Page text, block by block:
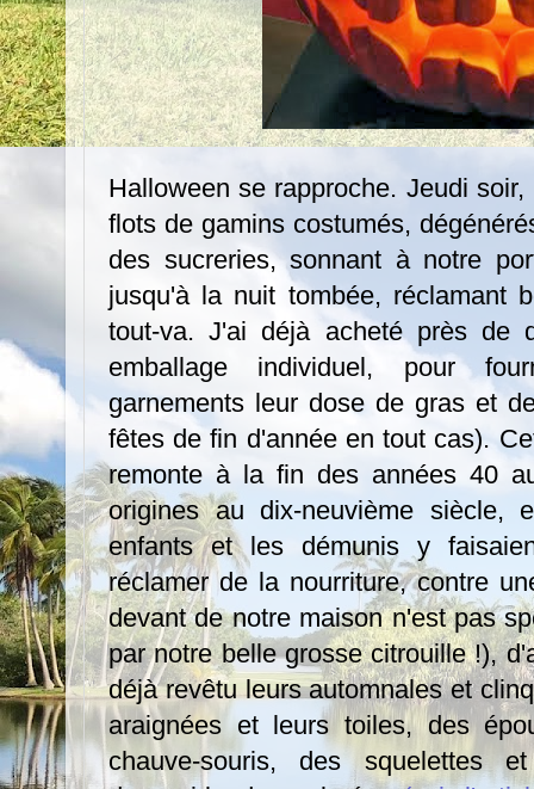
Halloween se rapproche. Jeudi
flots de gamins costumés,
des sucreries, sonnant à notre
jusqu'à la nuit tombée, réclamant
tout-va. J'ai déjà acheté près de
emballage individuel, pour
garnements leur dose de gras et
fêtes de fin d'année en tout cas).
remonte à la fin des années 40
origines au dix-neuvième siècle,
enfants et les démunis y
réclamer de la nourriture, contre
devant de notre maison n'est pas
par notre belle grosse citrouille !),
déjà revêtu leurs automnales et
araignées et leurs toiles, des
chauve-souris, des squelettes